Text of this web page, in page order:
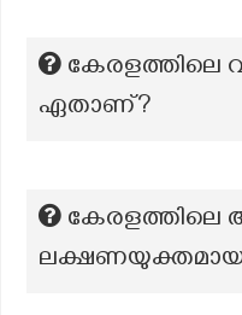
കേരളത്തിലെ
ഏതാണ്?
കേരളത്തിലെ